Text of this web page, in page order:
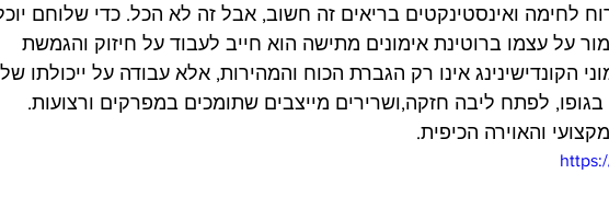
לחימה ואינסטינקטים בריאים זה חשוב, אבל זה לא הכל. כדי שלוחם
על עצמו ברוטינת אימונים מתישה הוא חייב לעבוד על חיזוק והגמשת
הקונדישינינג אינו רק הגברת הכוח והמהירות, אלא עבודה על ייכולתו של
לפתח ליבה חזקה,ושרירים מייצבים שתומכים במפרקים ורצועות.
והאוירה הכיפית.